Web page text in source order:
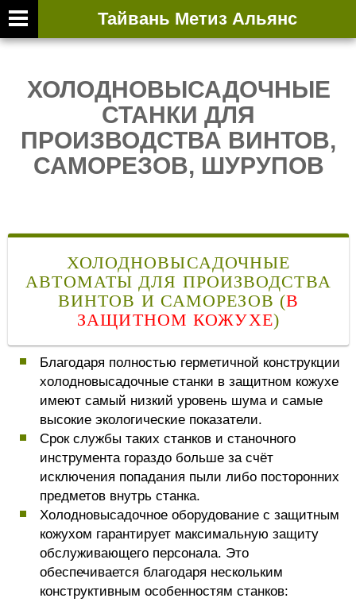
Тайвань Метиз АльянсВТОРИЧНАЯ
ХОЛОДНОВЫСАДОЧНЫЕ
СТАНКИ ДЛЯ
ПРОИЗВОДСТВА ВИНТОВ,
САМОРЕЗОВ, ШУРУПОВ
ХОЛОДНОВЫСАДОЧНЫЕ
АВТОМАТЫ ДЛЯ ПРОИЗВОДСТВА
ВИНТОВ И САМОРЕЗОВ (В
ЗАЩИТНОМ КОЖУХЕ)
Благодаря полностью герметичной конструкции
холодновысадочные станки в защитном кожухе
имеют самый низкий уровень шума и самые
высокие экологические показатели.
Срок службы таких станков и станочного
инструмента гораздо больше за счёт
исключения попадания пыли либо посторонних
предметов внутрь станка.
Холодновысадочное оборудование с защитным
кожухом гарантирует максимальную защиту
обслуживающего персонала. Это
обеспечивается благодаря нескольким
конструктивным особенностям станков: